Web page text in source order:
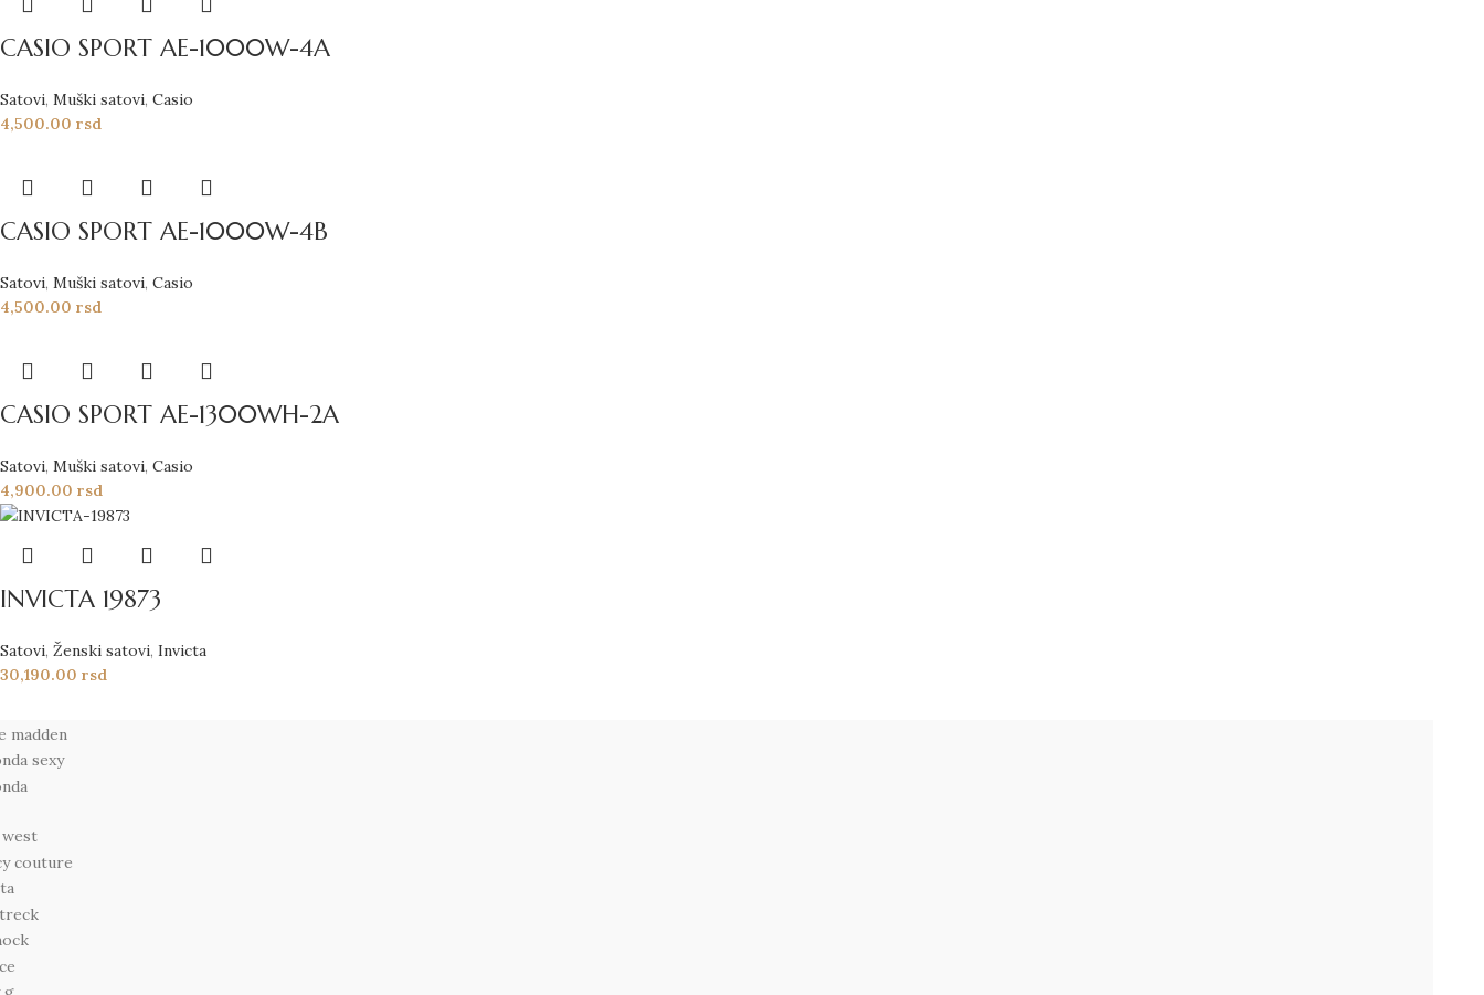
CASIO SPORT AE-1000W-4A
Satovi, Muški satovi, Casio
4,500.00 rsd
CASIO SPORT AE-1000W-4B
Satovi, Muški satovi, Casio
4,500.00 rsd
CASIO SPORT AE-1300WH-2A
Satovi, Muški satovi, Casio
4,900.00 rsd
INVICTA 19873
Satovi, Ženski satovi, Invicta
30,190.00 rsd